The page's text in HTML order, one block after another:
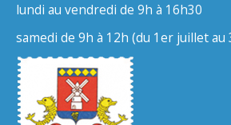
lundi au vendredi de 9h à 16h30
samedi de 9h à 12h (du 1er juillet au